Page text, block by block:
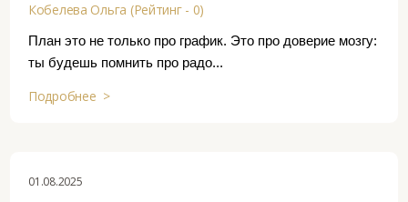
Кобелева Ольга (Рейтинг - 0)
План это не только про график. Это про доверие мозгу:
ты будешь помнить про радо...
Подробнее >
01.08.2025